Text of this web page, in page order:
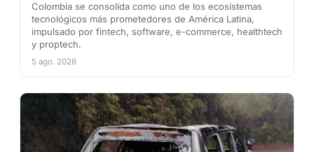
Colombia se consolida como uno de los ecosistemas
tecnológicos más prometedores de América Latina,
impulsado por fintech, software, e-commerce, healthtech
y proptech.
5 ago. 2026